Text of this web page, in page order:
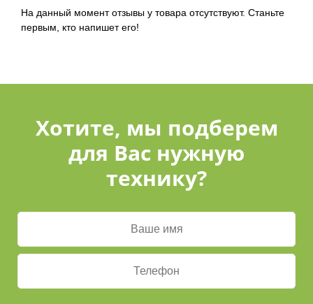
На данный момент отзывы у товара отсутствуют. Станьте
первым, кто напишет его!
Хотите, мы подберем
для Вас нужную
технику?